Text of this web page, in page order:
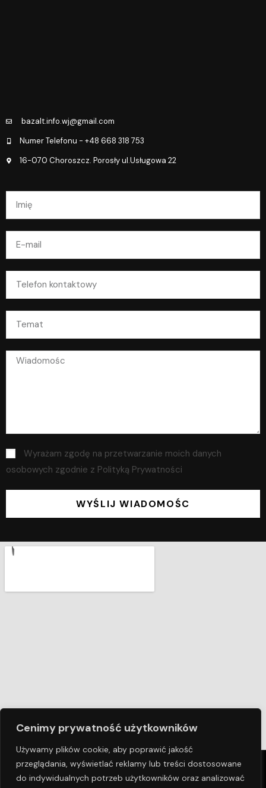
Cenimy prywatność użytkowników
Używamy plików cookie, aby poprawić jakość
przeglądania, wyświetlać reklamy lub treści dostosowane
do indywidualnych potrzeb użytkowników oraz analizować
Wyrażam zgodę na przetwarzanie moich danych
osobowych zgodnie z Polityką Prywatności
WYŚLIJ WIADOMOŚC
bazalt.info.wj@gmail.com
Numer Telefonu - +48 668 318 753
16-070 Choroszcz. Porosły ul.Usługowa 22
© COPYRIGHT 2024 BAZALT
| POLITYKA PRYWATNOŚCI |
OBSZAR DZIAŁALNOŚCI |
ATWI.PL